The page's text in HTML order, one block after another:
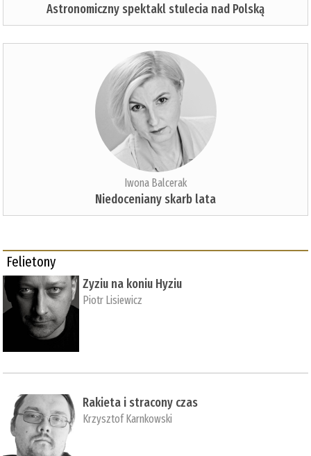
Astronomiczny spektakl stulecia nad Polską
Iwona Balcerak
Niedoceniany skarb lata
Felietony
Zyziu na koniu Hyziu
Piotr Lisiewicz
Rakieta i stracony czas
Krzysztof Karnkowski